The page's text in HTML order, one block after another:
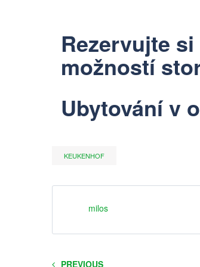
Rezervujte
možností
Ubytování v
KEUKENHOF
milos
PREVIOUS